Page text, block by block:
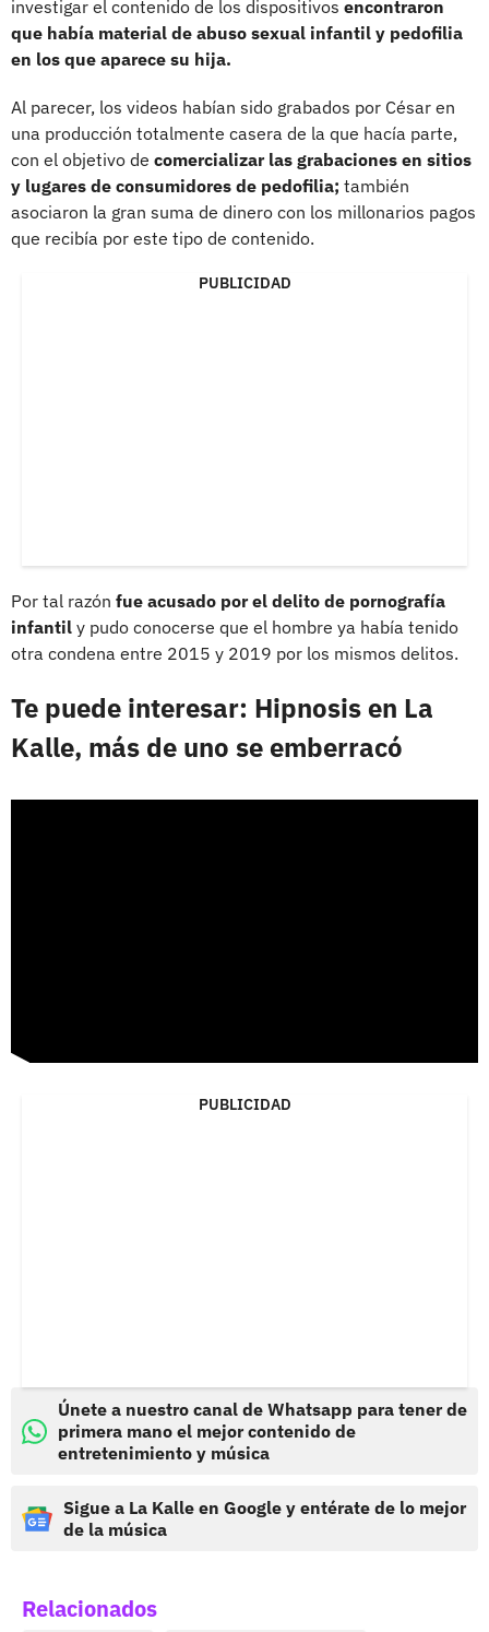
investigar el contenido de los dispositivos encontraron
que había material de abuso sexual infantil y pedofilia
en los que aparece su hija.
Al parecer, los videos habían sido grabados por César en
una producción totalmente casera de la que hacía parte,
con el objetivo de comercializar las grabaciones en sitios
y lugares de consumidores de pedofilia; también
asociaron la gran suma de dinero con los millonarios pagos
que recibía por este tipo de contenido.
PUBLICIDAD
Por tal razón fue acusado por el delito de pornografía
infantil y pudo conocerse que el hombre ya había tenido
otra condena entre 2015 y 2019 por los mismos delitos.
Te puede interesar: Hipnosis en La
Kalle, más de uno se emberracó
PUBLICIDAD
Únete a nuestro canal de Whatsapp para tener de
primera mano el mejor contenido de
entretenimiento y música
Sigue a La Kalle en Google y entérate de lo mejor
de la música
Relacionados